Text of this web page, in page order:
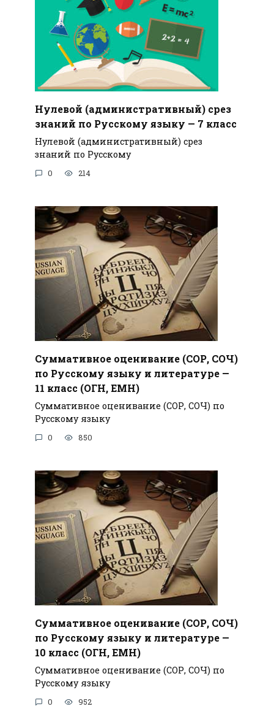
Нулевой (административный) срез
знаний по Русскому языку — 7 класс
Нулевой (административный) срез
знаний по Русскому
0 214
Суммативное оценивание (СОР, СОЧ)
по Русскому языку и литературе —
11 класс (ОГН, ЕМН)
Суммативное оценивание (СОР, СОЧ) по
Русскому языку
0 850
Суммативное оценивание (СОР, СОЧ)
по Русскому языку и литературе —
10 класс (ОГН, ЕМН)
Суммативное оценивание (СОР, СОЧ) по
Русскому языку
0 952